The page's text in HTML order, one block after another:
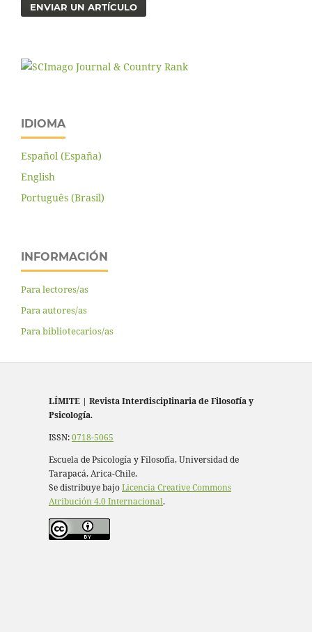
ENVIAR UN ARTÍCULO
IDIOMA
Español (España)
English
Português (Brasil)
INFORMACIÓN
Para lectores/as
Para autores/as
Para bibliotecarios/as
LÍMITE | Revista Interdisciplinaria de Filosofía y
Psicología.
ISSN:0718-5065
Escuela de Psicología y Filosofía, Universidad de
Tarapacá, Arica-Chile.
Se distribuye bajoLicencia Creative Commons
Atribución 4.0 Internacional.